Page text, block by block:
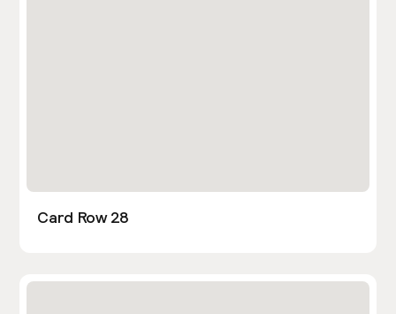
Card Row 28